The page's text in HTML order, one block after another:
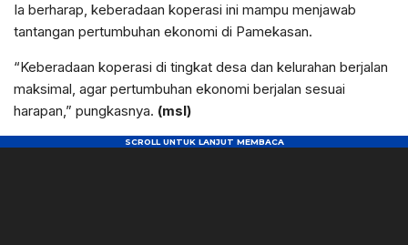
Ia berharap, keberadaan koperasi ini mampu menjawab
tantangan pertumbuhan ekonomi di Pamekasan.
“Keberadaan koperasi di tingkat desa dan kelurahan berjalan
maksimal, agar pertumbuhan ekonomi berjalan sesuai
harapan,” pungkasnya. (msl)